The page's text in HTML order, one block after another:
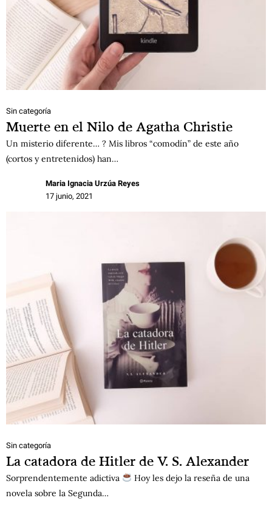
Sin categoría
Muerte en el Nilo de Agatha Christie
Un misterio diferente… ? Mis libros “comodín” de este año
(cortos y entretenidos) han…
Maria Ignacia Urzúa Reyes
17 junio, 2021
Sin categoría
La catadora de Hitler de V. S. Alexander
Sorprendentemente adictiva
Hoy les dejo la reseña de una
novela sobre la Segunda…